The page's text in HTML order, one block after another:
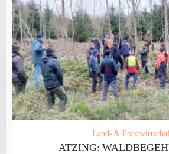
Land- &
ATZING: